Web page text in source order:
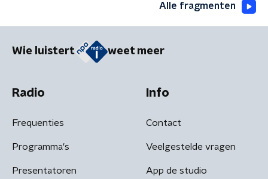
Alle fragmenten
Wie luistert weet meer
Radio
Frequenties
Programma's
Presentatoren
Info
Contact
Veelgestelde vragen
App de studio